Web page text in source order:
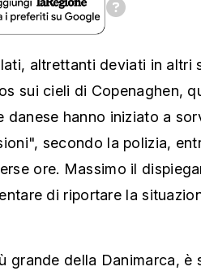
altrettanti deviati in altri
sui cieli di Copenaghen,
hanno iniziato a
secondo la polizia,
ore. Massimo il
di riportare la
grande della Danimarca, è